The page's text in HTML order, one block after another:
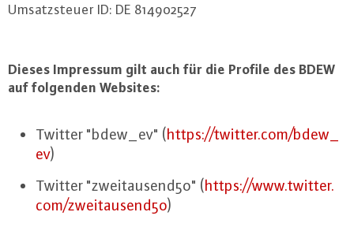
Um­satz­steu­er ID: DE 814902527
Dieses Impressum gilt auch für die Profile des BDEW
auf folgenden Websites:
Twitter "bdew_ev" (https://​twitter.​com/​bdew_​
ev)
Twitter "zwei­tau­sen­d50" (https://​www.​twitter.​
com/​zweitausend50)